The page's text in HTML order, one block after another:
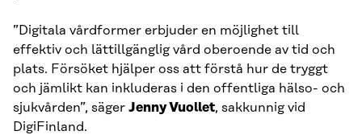
”Digitala vårdformer erbjuder en möjlighet till
effektiv och lättillgänglig vård oberoende av tid och
plats. Försöket hjälper oss att förstå hur de tryggt
och jämlikt kan inkluderas i den offentliga hälso- och
sjukvården”, säger Jenny Vuollet, sakkunnig vid
DigiFinland.